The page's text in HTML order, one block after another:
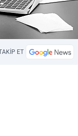
ET